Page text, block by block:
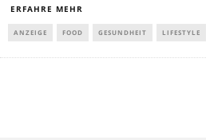
ERFAHRE MEHR
ANZEIGE FOOD GESUNDHEIT LIFESTYLE